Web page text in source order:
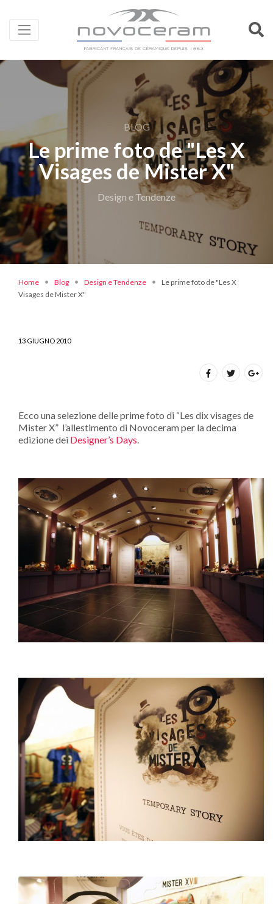
BLOG
Le prime foto de "Les X
Visages de Mister X"
Design e Tendenze
Home Blog Design e Tendenze
Le prime foto de "Les X
Visages de Mister X"
13 GIUGNO 2010
Ecco una selezione delle prime foto di “Les dix visages de
Mister X” l’allestimento di Novoceram per la decima
edizione dei Designer’s Days.